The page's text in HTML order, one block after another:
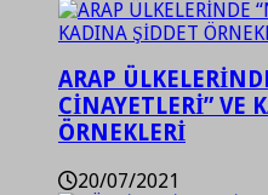
ARAP
CİNAYETLERİ” VE
ÖRNEKLERİ
20/07/2021